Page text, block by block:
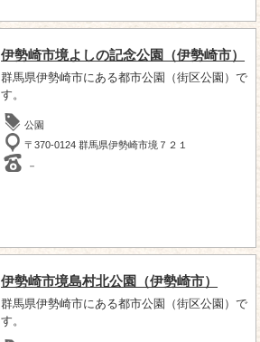
伊勢崎市境よしの記念公園（伊勢崎市）
群馬県伊勢崎市にある都市公園（街区公園）で
す。
公園
〒370-0124 群馬県伊勢崎市境７２１
－
伊勢崎市境島村北公園（伊勢崎市）
群馬県伊勢崎市にある都市公園（街区公園）で
す。